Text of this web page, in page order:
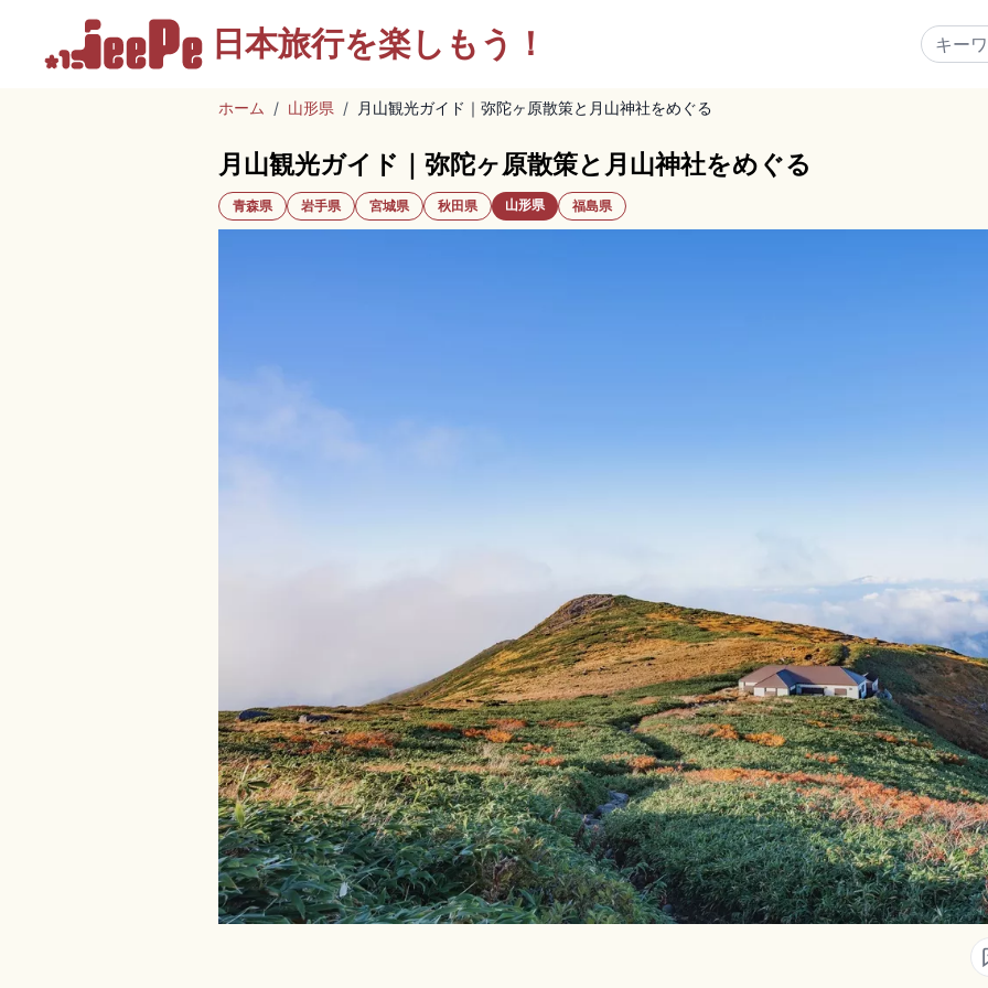
日本旅行を楽しもう！
ホーム / 山形県 / 月山観光ガイド｜弥陀ヶ原散策と月山神社をめぐる
月山観光ガイド｜弥陀ヶ原散策と月山神社をめぐる
青森県 岩手県 宮城県 秋田県 山形県 福島県